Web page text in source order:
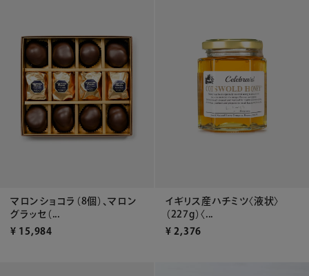
マロンショコラ（8個）、マロン
グラッセ（...
¥ 15,984
イギリス産ハチミツ〈液状〉
（227g）〈...
¥ 2,376